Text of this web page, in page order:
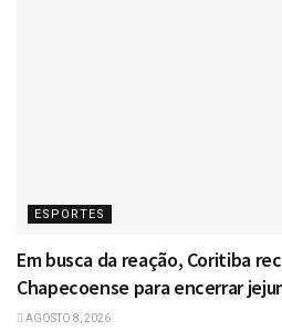
ESPORTES
Em busca da reação, Coritiba
Chapecoense para encerrar
AGOSTO 8, 2026